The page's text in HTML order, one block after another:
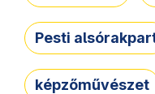
Pesti
képzőművészet